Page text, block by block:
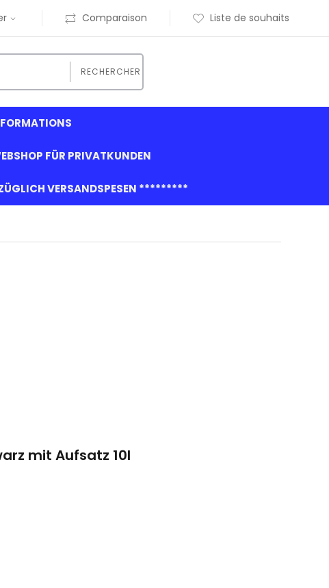
Comparaison Liste de souhaits
RECHERCHER
FÜR PRIVATKUNDEN
VERSANDSPESEN *********
mit Aufsatz 10l